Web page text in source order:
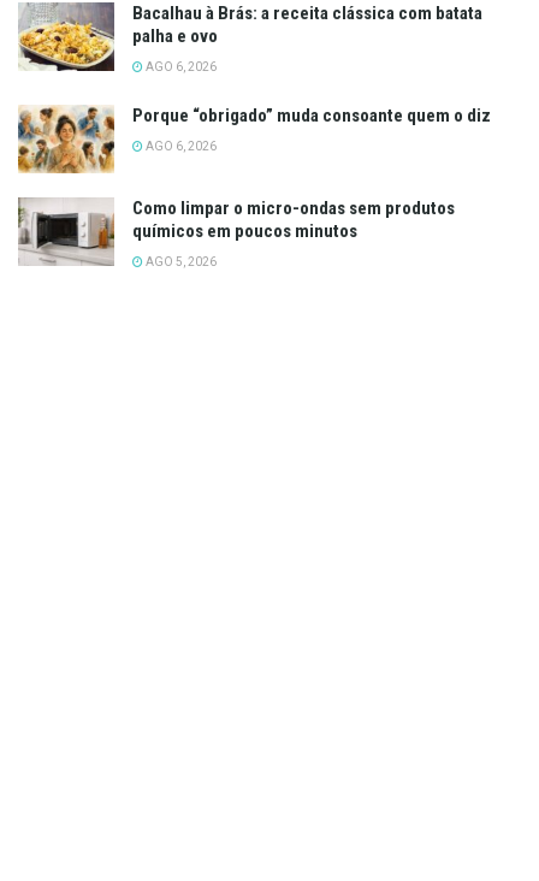
Bacalhau à Brás: a receita clássica com batata
palha e ovo
AGO 6, 2026
Porque “obrigado” muda consoante quem o diz
AGO 6, 2026
Como limpar o micro-ondas sem produtos
químicos em poucos minutos
AGO 5, 2026